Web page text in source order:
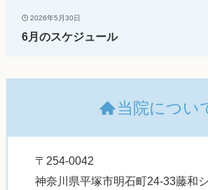
2026年5月30日
6月のスケジュール
当院につい
〒254-0042
神奈川県平塚市明石町24-33藤和